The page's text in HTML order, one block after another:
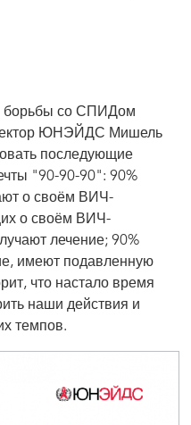
борьбы со СПИДом
ЮНЭЙДС Мишель
последующие
"90-90-90": 90%
о своём ВИЧ-
о своём ВИЧ-
лечение; 90%
имеют подавленную
что настало время
наши действия и
темпов.